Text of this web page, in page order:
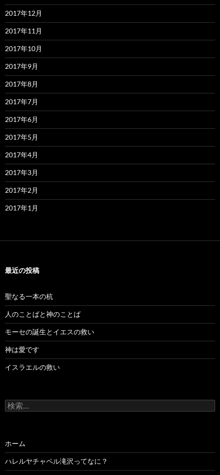
2017年12月
2017年11月
2017年10月
2017年9月
2017年8月
2017年7月
2017年6月
2017年5月
2017年4月
2017年3月
2017年2月
2017年1月
最近の投稿
聖なる一本の杭
人のことばと神のことば
モーセの誕生とイエスの救い
神は愛です
イスラエルの救い
検
索:
ホーム
ハレルヤチャペル滝沢ってなに？